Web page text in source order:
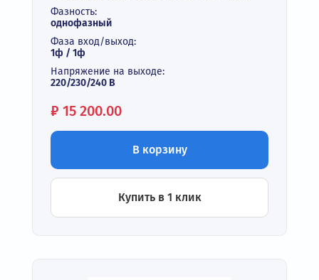
Фазность:
однофазный
Фаза вход/выход:
1ф / 1ф
Напряжение на выходе:
220/230/240 В
Цена:
₽ 15 200.00
В корзину
Купить в 1 клик